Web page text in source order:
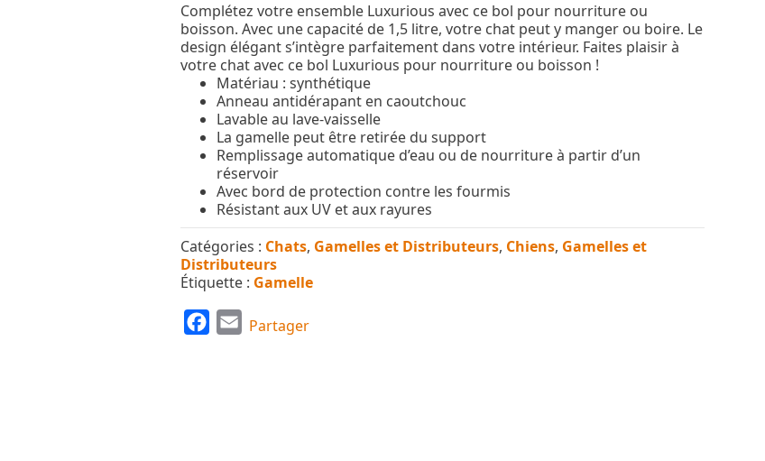
Complétez votre ensemble Luxurious avec ce bol pour nourriture ou
boisson. Avec une capacité de 1,5 litre, votre chat peut y manger ou boire. Le
design élégant s’intègre parfaitement dans votre intérieur. Faites plaisir à
votre chat avec ce bol Luxurious pour nourriture ou boisson !
Matériau : synthétique
Anneau antidérapant en caoutchouc
Lavable au lave-vaisselle
La gamelle peut être retirée du support
Remplissage automatique d’eau ou de nourriture à partir d’un
réservoir
Avec bord de protection contre les fourmis
Résistant aux UV et aux rayures
Catégories : Chats, Gamelles et Distributeurs, Chiens, Gamelles et
Distributeurs
Étiquette : Gamelle
EPartager